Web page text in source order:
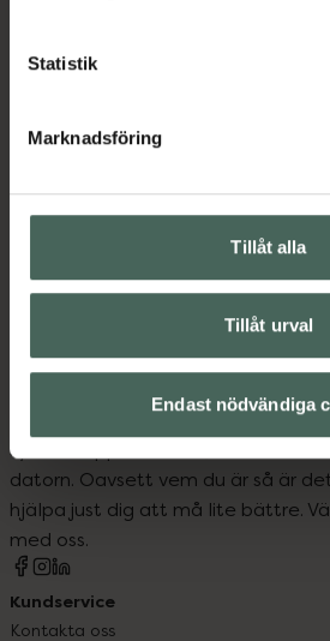
Statistik
Marknadsföring
Tillåt alla
Tillåt urval
Endast nödvändiga
Kronans Apotek finns här för dig.
syd till Lappland i norr, och online i
datorn. Oavsett vem du är så är
hjälpa just dig att må lite bättre.
med oss.
Kundservice
Kontakta oss